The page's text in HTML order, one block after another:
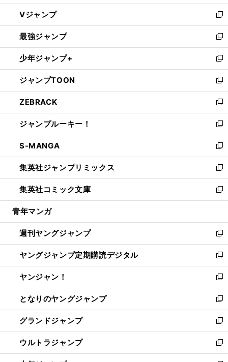
ウ
ィ
ン
ド
ウ
で
開
く
し
い
ウ
ィ
ン
ド
ウ
で
開
く
Vジャンプ
新
し
い
ウ
ィ
ン
ド
ウ
で
開
く
最強ジャンプ
新
し
い
ウ
ィ
ン
ド
ウ
で
開
く
少年ジャンプ+
新
し
い
ウ
ィ
ン
ド
ウ
で
開
く
ジャンプTOON
新
し
い
ウ
ィ
ン
ド
ウ
で
開
く
ZEBRACK
新
し
い
ウ
ィ
ン
ド
ウ
で
開
ジャンプルーキー！
新
し
い
ウ
ィ
ン
ド
ウ
開
く
S-MANGA
新
し
い
ウ
ィ
ン
ウ
で
開
く
集英社ジャンプリミックス
新
し
い
ウ
ン
ド
ウ
で
開
く
集英社コミック文庫
新
し
ウ
ィ
ン
ド
ウ
で
開
く
青年マンガ
週刊ヤングジャンプ
新
し
い
ウ
ィ
ン
ド
ウ
で
開
く
ヤングジャンプ定期購読デジタル
新
し
い
ウ
ィ
ン
ド
ウ
で
開
ヤンジャン！
新
し
い
ウ
ィ
ン
ド
ウ
となりのヤングジャンプ
新
し
い
ウ
ィ
ン
グランドジャンプ
新
し
い
ウ
ウルトラジャンプ
新
し